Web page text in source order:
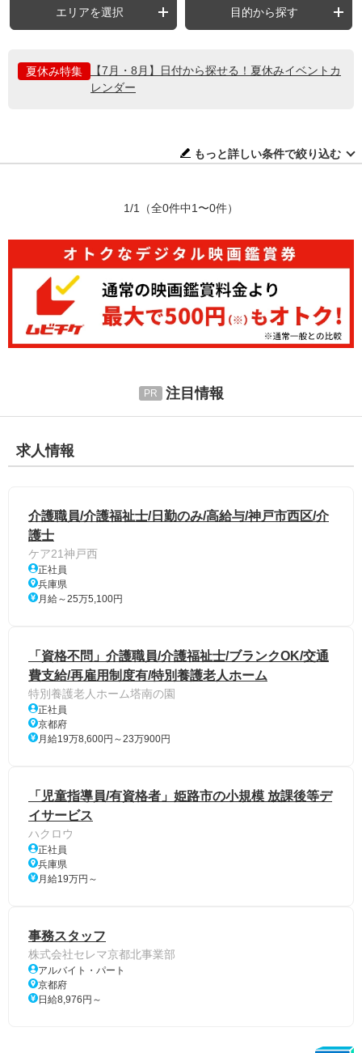
エリアを選択 目的から探す
夏休み特集
【7月・8月】日付から探せる！夏休みイベントカ
レンダー
もっと詳しい条件で絞り込む
1/1 （全0件中1〜0件）
注目情報
求人情報
介護職員/介護福祉士/日勤のみ/高給与/神戸市西区/介
護士
ケア21神戸西
正社員
兵庫県
月給～25万5,100円
「資格不問」介護職員/介護福祉士/ブランクOK/交通
費支給/再雇用制度有/特別養護老人ホーム
特別養護老人ホーム塔南の園
正社員
京都府
月給19万8,600円～23万900円
「児童指導員/有資格者」姫路市の小規模 放課後等デ
イサービス
ハクロウ
正社員
兵庫県
月給19万円～
事務スタッフ
株式会社セレマ京都北事業部
アルバイト・パート
京都府
日給8,976円～